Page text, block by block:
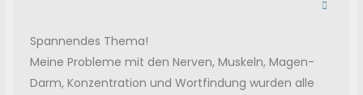
Spannendes Thema!
Meine Probleme mit den Nerven, Muskeln, Magen-
Darm, Konzentration und Wortfindung wurden alle